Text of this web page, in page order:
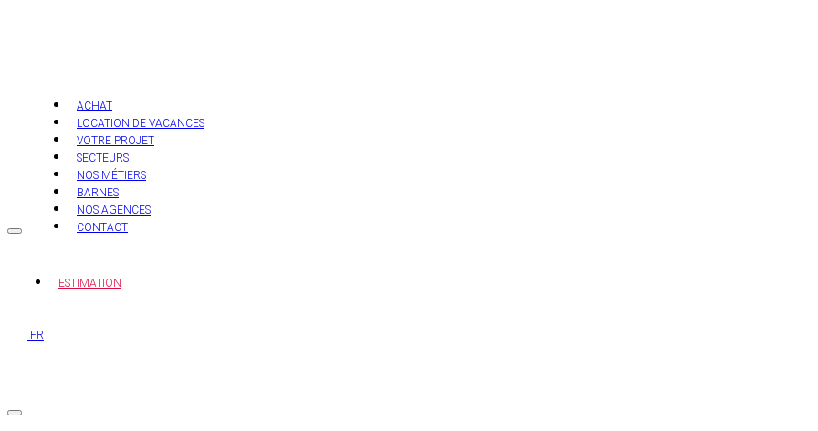
ACHAT
LOCATION DE VACANCES
VOTRE PROJET
SECTEURS
NOS MÉTIERS
BARNES
NOS AGENCES
CONTACT
ESTIMATION
FR